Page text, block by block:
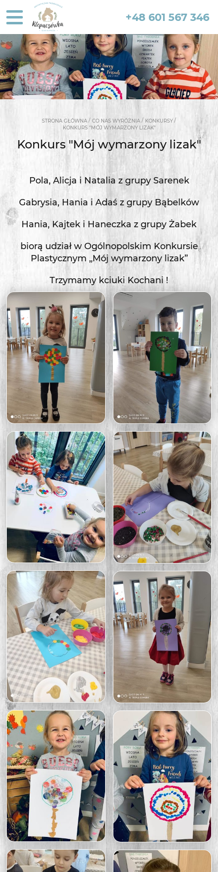
+48 601 567 346
STRONA GŁÓWNA / CO NAS WYRÓŻNIA / KONKURSY/
KONKURS "MÓJ WYMARZONY LIZAK"
Konkurs "Mój wymarzony lizak"
Pola, Alicja i Natalia z grupy Sarenek
Gabrysia, Hania i Adaś z grupy Bąbelków
Hania, Kajtek i Haneczka z grupy Żabek
biorą udział w Ogólnopolskim Konkursie
Plastycznym „Mój wymarzony lizak”
Trzymamy kciuki Kochani !